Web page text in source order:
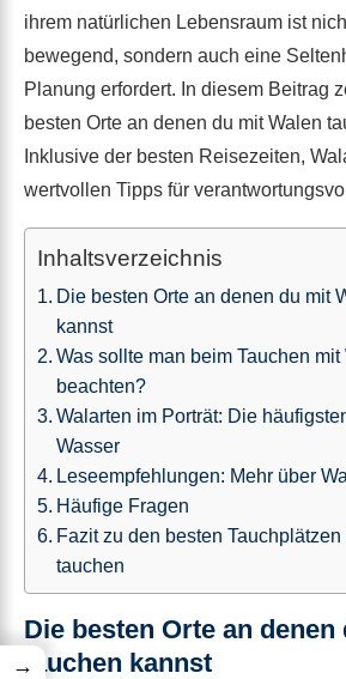
ihrem natürlichen Lebensraum ist
bewegend, sondern auch eine
Planung erfordert. In diesem Beitrag
besten Orte an denen du mit Walen
Inklusive der besten Reisezeiten,
wertvollen Tipps für
Inhaltsverzeichnis
Die besten Orte an denen du mit
kannst
Was sollte man beim Tauchen mit
beachten?
Walarten im Porträt: Die
Wasser
Leseempfehlungen: Mehr über
Häufige Fragen
Fazit zu den besten
tauchen
Die besten Orte an denen
tauchen kannst
→